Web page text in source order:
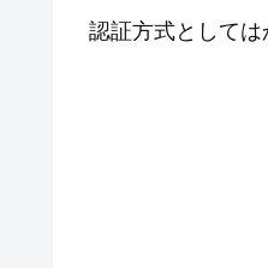
認証方式としては